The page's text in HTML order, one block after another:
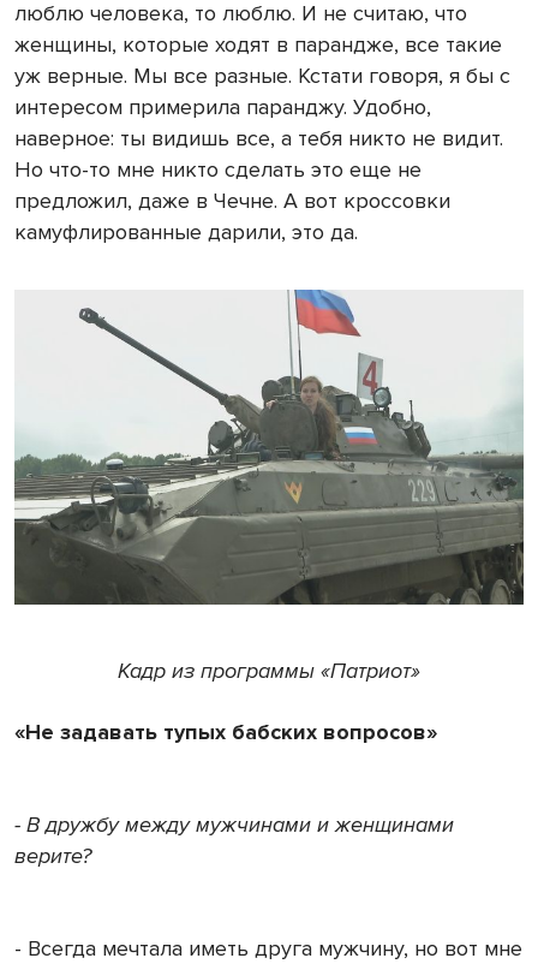
люблю человека, то люблю. И не считаю, что
женщины, которые ходят в парандже, все такие
уж верные. Мы все разные. Кстати говоря, я бы с
интересом примерила паранджу. Удобно,
наверное: ты видишь все, а тебя никто не видит.
Но что-то мне никто сделать это еще не
предложил, даже в Чечне. А вот кроссовки
камуфлированные дарили, это да.
Кадр из программы «Патриот»
«Не задавать тупых бабских вопросов»
- В дружбу между мужчинами и женщинами
верите?
- Всегда мечтала иметь друга мужчину, но вот мне